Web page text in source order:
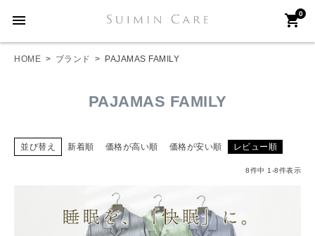
menu 0
shopping_cart
HOME ブランド PAJAMAS FAMILY
PAJAMAS FAMILY
並び替え 新着順 価格が高い順 価格が安い順 レビュー順
8件中 1 -8件表示